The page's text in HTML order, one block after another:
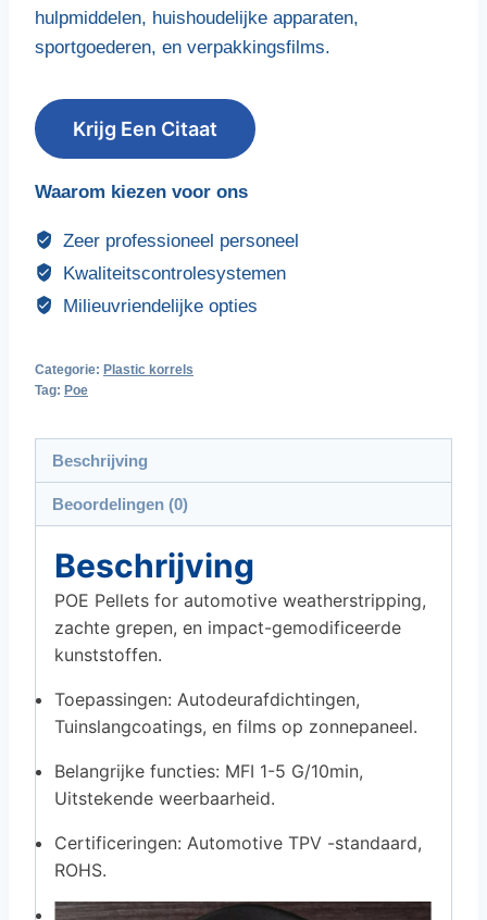
hulpmiddelen, huishoudelijke apparaten,
sportgoederen, en verpakkingsfilms.
Krijg Een Citaat
Waarom kiezen voor ons
Zeer professioneel personeel
Kwaliteitscontrolesystemen
Milieuvriendelijke opties
Categorie: Plastic korrels
Tag: Poe
Beschrijving
Beoordelingen (0)
Beschrijving
POE Pellets for automotive weatherstripping,
zachte grepen, en impact-gemodificeerde
kunststoffen.
Toepassingen: Autodeurafdichtingen,
Tuinslangcoatings, en films op zonnepaneel.
Belangrijke functies: MFI 1-5 G/10min,
Uitstekende weerbaarheid.
Certificeringen: Automotive TPV -standaard,
ROHS.